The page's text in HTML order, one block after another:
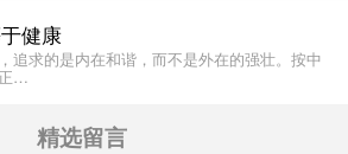
健康
追求的是内在和谐，而不是外在的强壮。按中
…
精选留言